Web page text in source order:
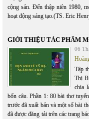
cộng sản. Đến thập niên 1980,
hoạt động sáng tạo.(TS. Eric
GIỚI THIỆU TÁC PHẨM
06
Tập
Thị
chia
bốn câu. Phần 1: 80 bài thơ
trước đã xuất bản và một số bài
đã được đăng tải trên các trang